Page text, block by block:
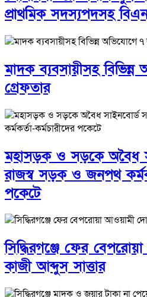
প্রাথমিক সদস্যপদসহ
মাদক ব্যবসায়ীসহ
গ্রেফতার
মহাসড়ক ও সড়কে অবৈধ
রাজস্ব সড়ক ও জনপথ
পকেটে
সিদ্ধিরগঞ্জে ফের
কাজী আব্দুস সাত্তার